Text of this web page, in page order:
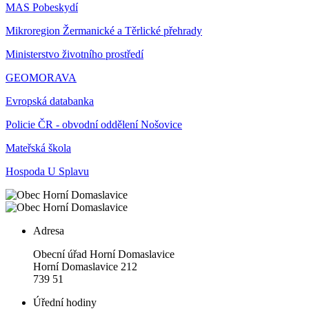
MAS Pobeskydí
Mikroregion Žermanické a Těrlické přehrady
Ministerstvo životního prostředí
GEOMORAVA
Evropská databanka
Policie ČR - obvodní oddělení Nošovice
Mateřská škola
Hospoda U Splavu
Adresa
Obecní úřad Horní Domaslavice
Horní Domaslavice 212
739 51
Úřední hodiny